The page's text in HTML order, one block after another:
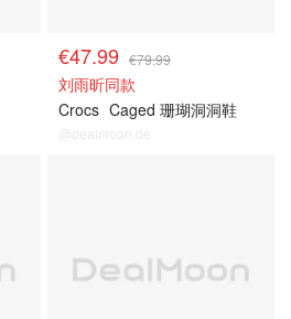
€47.99 €79.99
刘雨昕同款
Crocs Caged 珊瑚洞洞鞋
@dealmoon.de